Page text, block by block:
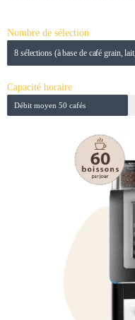
Nombre de sélection
Capacité horaire
Débit moyen 50 cafés